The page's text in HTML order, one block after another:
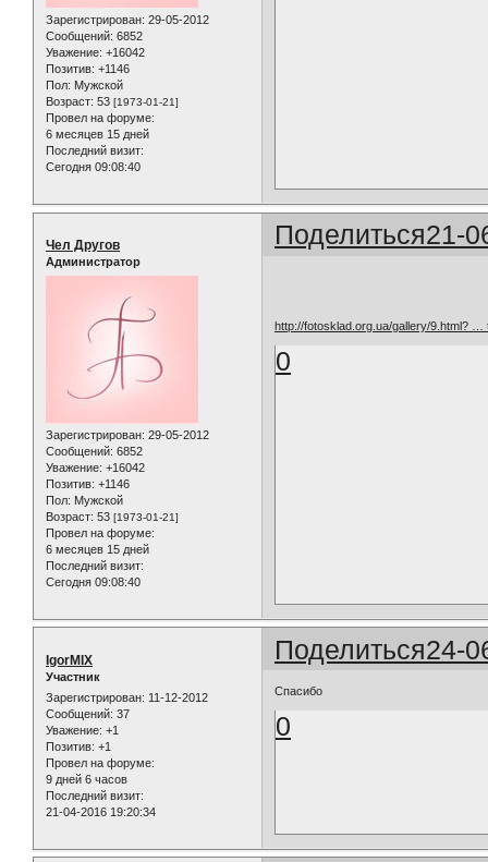
Зарегистрирован: 29-05-2012
Сообщений: 6852
Уважение: +16042
Позитив: +1146
Пол: Мужской
Возраст: 53 [1973-01-21]
Провел на форуме:
6 месяцев 15 дней
Последний визит:
Сегодня 09:08:40
Поделиться21-
Чел Другов
Администратор
Зарегистрирован: 29-05-2012
Сообщений: 6852
Уважение: +16042
Позитив: +1146
Пол: Мужской
Возраст: 53 [1973-01-21]
Провел на форуме:
6 месяцев 15 дней
Последний визит:
Сегодня 09:08:40
http://fotosklad.org.ua/gallery/9.html? …
0
Поделиться24-
IgorMIX
Участник
Зарегистрирован: 11-12-2012
Сообщений: 37
Уважение: +1
Позитив: +1
Провел на форуме:
9 дней 6 часов
Последний визит:
21-04-2016 19:20:34
Спасибо
0